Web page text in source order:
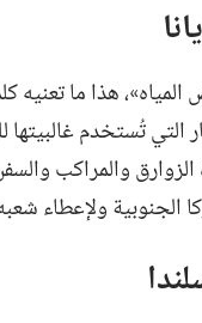
هذا ما تعنيه
التي تُستخدم
والمراكب
الجنوبية ولإعطاء